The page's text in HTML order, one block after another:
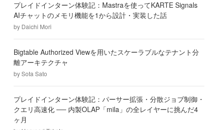
プレイドインターン体験記：Mastraを使ってKARTE Signals
AIチャットのメモリ機能を1から設計・実装した話
by Daichi Mori
Bigtable Authorized Viewを用いたスケーラブルなテナント分
離アーキテクチャ
bySota Sato
プレイドインターン体験記：パーサー拡張・分散ジョブ制御・
クエリ高速化 ── 内製OLAP「mila」の全レイヤーに挑んだ4
ヶ月